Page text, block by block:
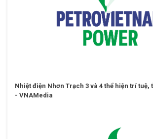
Nhiệt điện Nhơn Trạch 3 và 4 thể hiện trí tuệ,
- VNAMedia